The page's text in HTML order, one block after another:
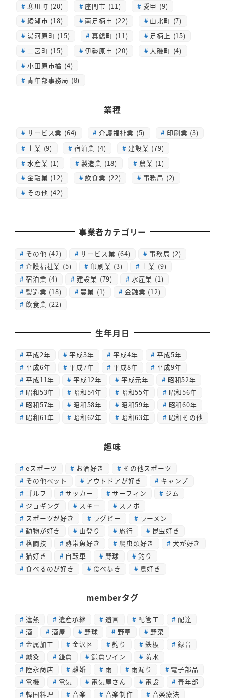
寒川町 (20)
座間市 (11)
愛甲 (9)
綾瀬市 (18)
南足柄市 (22)
山北町 (7)
湯河原町 (15)
真鶴町 (11)
足柄上 (15)
二宮町 (15)
伊勢原市 (20)
大磯町 (4)
小田原市橘 (4)
青年部事務局 (8)
業種
サービス業 (64) 介護福祉業 (5)
印刷業 (3)
士業 (9)
宿泊業 (4)
建設業 (79)
水産業 (1)
製造業 (18)
農業 (1)
金融業 (12)
飲食業 (22)
事務局 (2)
その他 (42)
事業者カテゴリー
その他 (42) サービス業 (64) 事務局 (2)
介護福祉業 (5) 印刷業 (3) 士業 (9)
宿泊業 (4) 建設業 (79) 水産業 (1)
製造業 (18) 農業 (1) 金融業 (12)
飲食業 (22)
生年月日
平成2年 平成3年 平成4年
平成5年
平成6年
平成7年 平成8年
平成9年
平成11年
平成12年 平成元年
昭和52年
昭和53年
昭和54年 昭和55年
昭和56年
昭和57年
昭和58年 昭和59年
昭和60年
昭和61年
昭和62年 昭和63年 昭和その他
趣味
eスポーツ お酒好き
その他スポーツ
その他ペット
アウトドアが好き
キャンプ
ゴルフ
サッカー サーフィン
ジム
ジョギング
スキー
スノボ
スポーツが好き
ラグビー
ラーメン
動物が好き
山登り 旅行
昆虫好き
格闘技
熱帯魚好き 爬虫類好き
犬が好き
猫好き
自転車 野球
釣り
食べるのが好き
食べ歩き 鳥好き
memberタグ
遮熱 遺産承継 遺言 配管工
配達
酒
酒屋 野球 野草
野菜
金属加工
金沢区 釣り 鉄板
録音
鍼灸
鎌倉 鎌倉ワイン
防水
陸永商店
離婚 雨 雨漏り
電子部品
電機
電気 電気屋さん 電設
青年部
韓国料理
音楽 音楽制作 音楽療法